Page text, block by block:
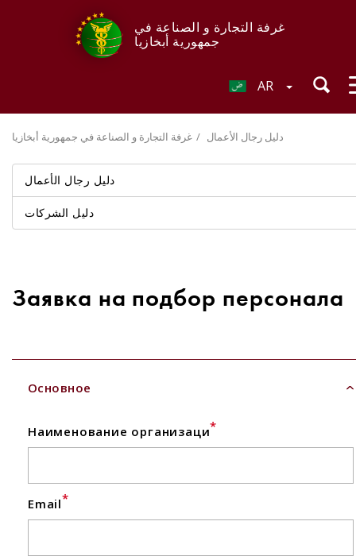
غرفة التجارة و الصناعة في
جمهورية أبخازيا
AR
غرفة التجارة و الصناعة في جمهورية أبخازيا دليل رجال الأعمال
دليل رجال الأعمال
دليل الشركات
Заявка на подбор персонала
Основное
Наименование организаци*
Email*